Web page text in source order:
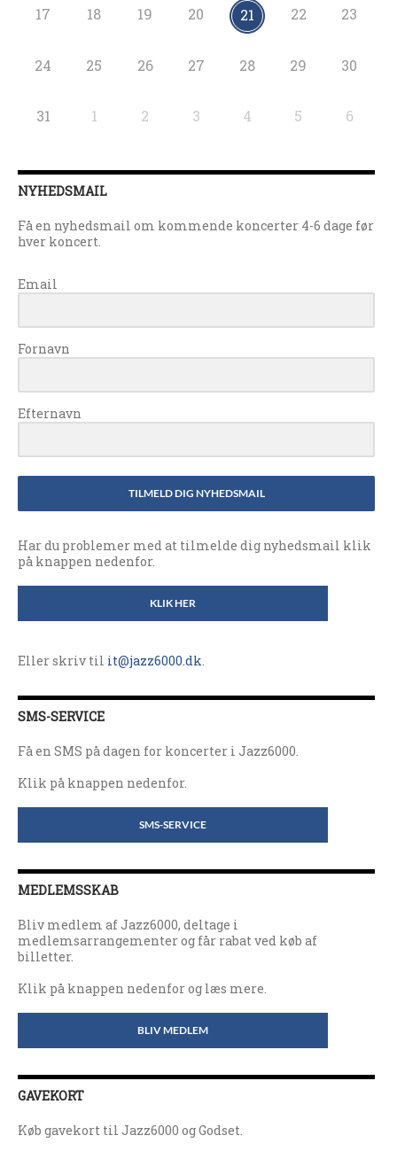
17 18 19 20 21 22 23
24 25 26 27 28 29 30
31 1 2 3 4 5 6
NYHEDSMAIL
Få en nyhedsmail om kommende koncerter 4-6 dage før
hver koncert.
Email
Fornavn
Efternavn
TILMELD DIG NYHEDSMAIL
Har du problemer med at tilmelde dig nyhedsmail klik
på knappen nedenfor.
KLIK HER
Eller skriv til it@jazz6000.dk
SMS-SERVICE
Få en SMS på dagen for koncerter i Jazz6000.
Klik på knappen nedenfor.
SMS-SERVICE
MEDLEMSSKAB
Bliv medlem af Jazz6000, deltage i
medlemsarrangementer og får rabat ved køb af
billetter.
Klik på knappen nedenfor og læs mere.
BLIV MEDLEM
GAVEKORT
Køb gavekort til Jazz6000 og Godset.